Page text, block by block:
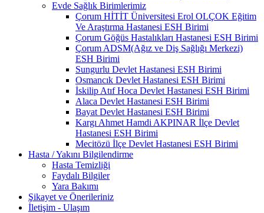
Evde Sağlık Birimlerimiz
Çorum HİTİT Üniversitesi Erol OLÇOK Eğitim
Ve Araştırma Hastanesi ESH Birimi
Çorum Göğüs Hastalıkları Hastanesi ESH Birimi
Çorum ADSM(Ağız ve Diş Sağlığı Merkezi)
ESH Birimi
Sungurlu Devlet Hastanesi ESH Birimi
Osmancık Devlet Hastanesi ESH Birimi
İskilip Atıf Hoca Devlet Hastanesi ESH Birimi
Alaca Devlet Hastanesi ESH Birimi
Bayat Devlet Hastanesi ESH Birimi
Kargı Ahmet Hamdi AKPINAR İlçe Devlet
Hastanesi ESH Birimi
Mecitözü İlçe Devlet Hastanesi ESH Birimi
Hasta / Yakını Bilgilendirme
Hasta Temizliği
Faydalı Bilgiler
Yara Bakımı
Şikayet ve Önerileriniz
İletişim - Ulaşım